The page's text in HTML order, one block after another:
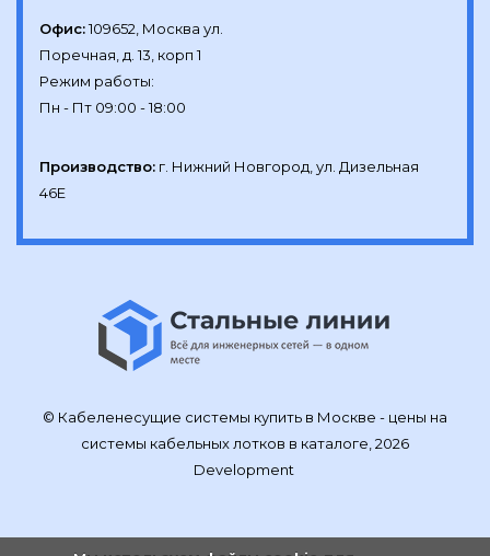
Офис:109652, Москва ул.
Поречная, д. 13, корп 1
Режим работы:
Производство: г. Нижний Новгород, ул. Дизельная
46Е
© Кабеленесущие системы купить в Москве - цены на
системы кабельных лотков в каталоге, 2026
Development